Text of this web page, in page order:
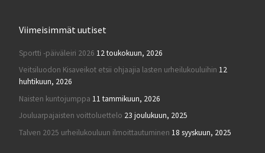
Viimeisimmät uutiset
Sportti -päiväleiri 2026 12 toukokuun, 2026
Veitsiluodon Kisaveikot etsii ohjaajia lasten urheilukouluihin 12
huhtikuun, 2026
Naisten kuntojumppa 11 tammikuun, 2026
Jouluarpajaisten voittoluettelo 23 joulukuun, 2025
Talven 2025 urheilukouluun ilmoittautuminen 18 syyskuun, 2025